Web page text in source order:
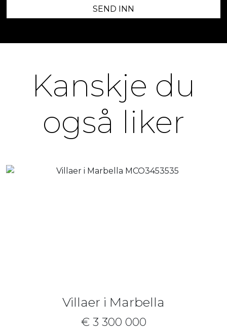
SEND INN
Kanskje du
også liker
Villaer i Marbella
€ 3 300 000